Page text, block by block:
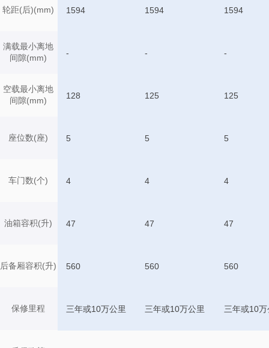
轮距(后)(mm)
满载最小离地
间隙(mm)
空载最小离地
间隙(mm)
座位数(座)
车门数(个)
油箱容积(升)
后备厢容积(升)
保修里程
1594 1594 1594
- - -
128 125 125
5 5 5
4 4 4
47 47 47
560 560 560
三年或10万公里 三年或10万公里 三年或10万